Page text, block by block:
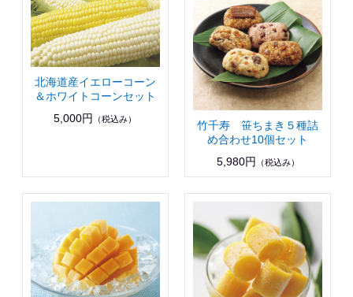
北海道産イエローコーン
＆ホワイトコーンセット
5,000円
（税込み）
竹千寿 笹ちまき５種詰
め合わせ10個セット
5,980円
（税込み）